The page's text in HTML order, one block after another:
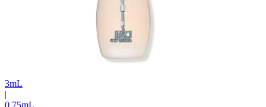
3mL
|
0.75mL